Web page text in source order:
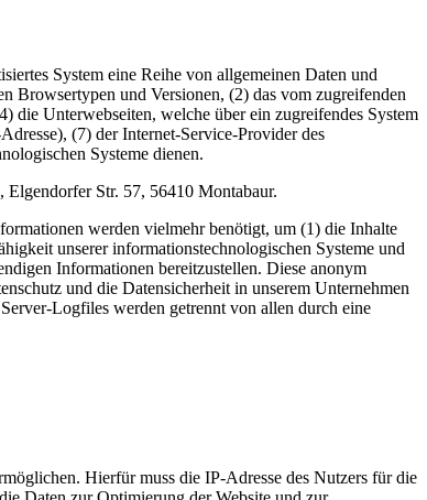
System eine Reihe von allgemeinen Daten und
Browsertypen und Versionen, (2) das vom zugreifenden
die Unterwebseiten, welche über ein zugreifendes System
(7) der Internet-Service-Provider des
Systeme dienen.
Str. 57, 56410 Montabaur.
werden vielmehr benötigt, um (1) die Inhalte
unserer informationstechnologischen Systeme und
Informationen bereitzustellen. Diese anonym
und die Datensicherheit in unserem Unternehmen
Logfiles werden getrennt von allen durch eine
Hierfür muss die IP-Adresse des Nutzers für die